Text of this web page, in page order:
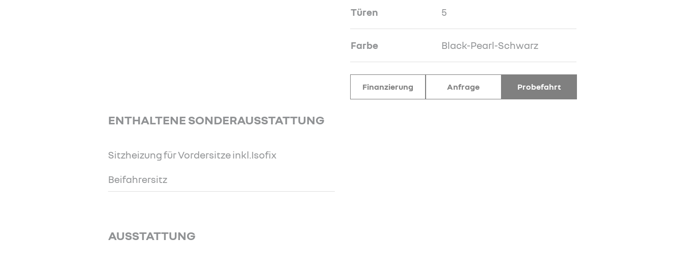
Türen 5
Farbe Black-Pearl-Schwarz
Finanzierung Anfrage Probefahrt
ENTHALTENE SONDERAUSSTATTUNG
Sitzheizung für Vordersitze inkl.Isofix
Beifahrersitz
AUSSTATTUNG